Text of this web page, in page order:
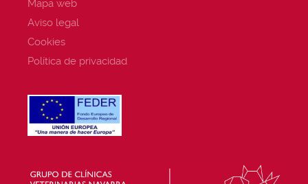
Mapa web
Aviso legal
Cookies
Política de privacidad